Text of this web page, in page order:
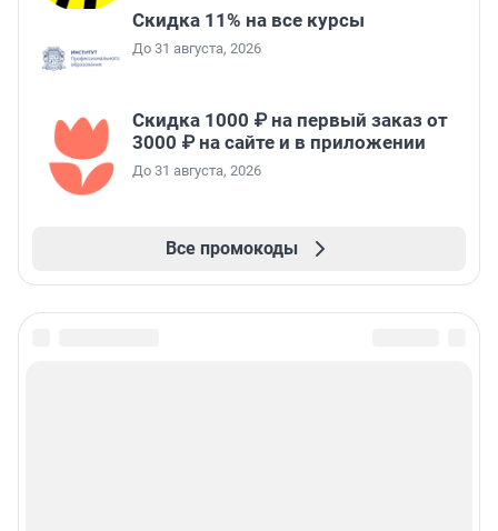
Скидка 11% на все курсы
До 31 августа, 2026
Скидка 1000 ₽ на первый заказ от
3000 ₽ на сайте и в приложении
До 31 августа, 2026
Все промокоды